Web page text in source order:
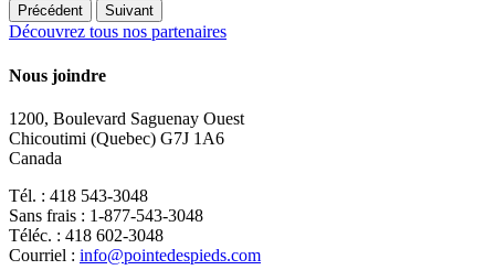
Précédent Suivant
Découvrez tous nos partenaires
Nous joindre
1200, Boulevard Saguenay Ouest
Chicoutimi (Quebec) G7J 1A6
Canada
Tél. : 418 543-3048
Sans frais : 1-877-543-3048
Téléc. : 418 602-3048
Courriel : info@pointedespieds.com